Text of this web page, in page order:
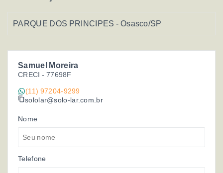
Samuel Moreira
CRECI - 77698F
(11) 97204-9299
sololar@solo-lar.com.br
Nome
Telefone
PARQUE DOS PRINCIPES - Osasco/SP